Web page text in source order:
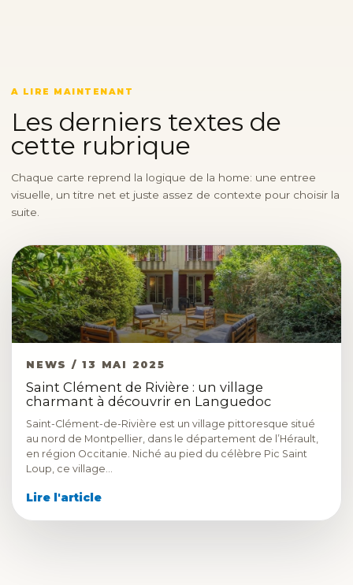
A LIRE MAINTENANT
Les derniers textes de
cette rubrique
Chaque carte reprend la logique de la home: une entree
visuelle, un titre net et juste assez de contexte pour choisir la
suite.
NEWS / 13 MAI 2025
Saint Clément de Rivière : un village
charmant à découvrir en Languedoc
Saint-Clément-de-Rivière est un village pittoresque situé
au nord de Montpellier, dans le département de l’Hérault,
en région Occitanie. Niché au pied du célèbre Pic Saint
Loup, ce village…
Lire l'article